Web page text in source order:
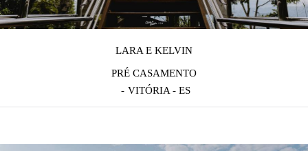
LARA E KELVIN
PRÉ CASAMENTO
VITÓRIA - ES